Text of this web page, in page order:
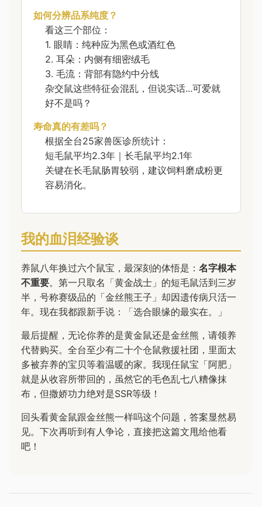
如何分辨品系纯度？
看这三个部位：
1. 眼睛：纯种应为黑色或酒红色
2. 耳朵：内侧有细密绒毛
3. 毛流：背部有隐约中分线
杂交鼠这些特征会混乱，但说实话...可爱就
好不是吗？
寿命真的有差吗？
根据全台25家兽医诊所统计：
短毛鼠平均2.3年｜长毛鼠平均2.1年
关键在长毛鼠肠胃较弱，建议饲料磨成粉更
容易消化。
我的血泪经验谈
养鼠八年换过六个鼠宝，最深刻的体悟是： 名字根本
不重要。第一只取名「黄金战士」的短毛鼠活到三岁
半，号称赛级品的「金丝熊王子」却因遗传病只活一
年。现在我都跟新手说：「选合眼缘的最实在。」
最后提醒，无论你养的是黄金鼠还是金丝熊，请领养
代替购买。全台至少有二十个仓鼠救援社团，里面太
多被弃养的宝贝等着温暖的家。我现任鼠宝「阿肥」
就是从收容所带回的，虽然它的毛色乱七八糟像抹
布，但撒娇功力绝对是SSR等级！
回头看黄金鼠跟金丝熊一样吗这个问题，答案显然易
见。下次再听到有人争论，直接把这篇文甩给他看
吧！